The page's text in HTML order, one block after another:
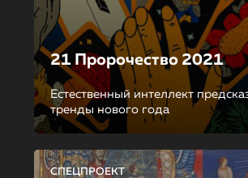
21 Пророчество 2021
Естественный интеллект
тренды нового года
СПЕЦПРОЕКТ